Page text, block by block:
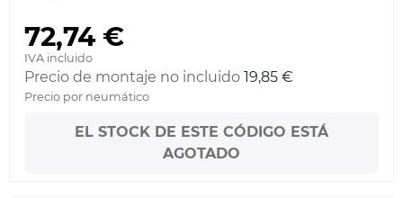
72,74 €
IVA incluido
Precio de montaje no incluido 19,85 €
Precio por neumático
EL STOCK DE ESTE CÓDIGO ESTÁ
AGOTADO